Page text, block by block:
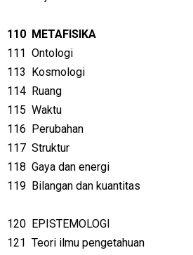
110 METAFISIKA
111 Ontologi
113 Kosmologi
114 Ruang
115 Waktu
116 Perubahan
117 Struktur
118 Gaya dan energi
119 Bilangan dan kuantitas
120 EPISTEMOLOGI
121 Teori ilmu pengetahuan